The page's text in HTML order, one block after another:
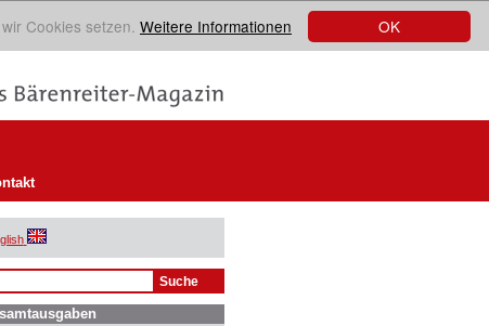
OK
Cookies setzen. Weitere Informationen